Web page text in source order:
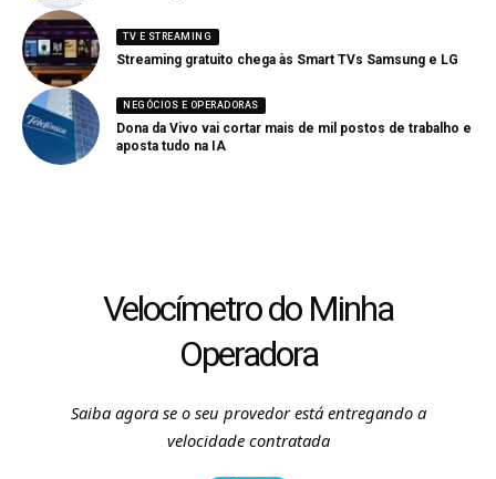
TV E STREAMING
Streaming gratuito chega às Smart TVs Samsung e LG
NEGÓCIOS E OPERADORAS
Dona da Vivo vai cortar mais de mil postos de trabalho e
aposta tudo na IA
Velocímetro do Minha
Operadora
Saiba agora se o seu provedor está entregando a
velocidade contratada